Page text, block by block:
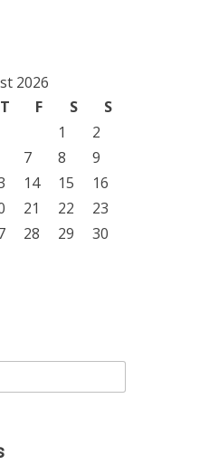
2026
T F S
S
1
2
7 8
9
14 15
16
21 22
23
28 29
30